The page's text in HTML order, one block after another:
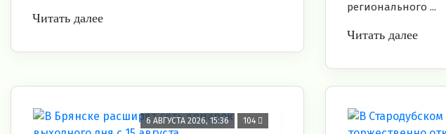
Читать далее
регионального ...
Читать далее
6 АВГУСТА 2026, 15:36 104